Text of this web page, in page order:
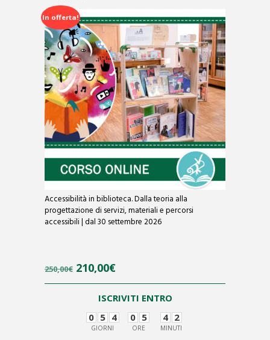
t
o
5
In offerta!
Accessibilità in biblioteca. Dalla teoria alla
progettazione di servizi, materiali e percorsi
accessibili | dal 30 settembre 2026
250,00€ Il
prezzo
originale
era:
210,00€Il
prezzo
attuale
è:
ISCRIVITI ENTRO
0 5 4
GIORNI
0 5
ORE
4 2
MINUTI